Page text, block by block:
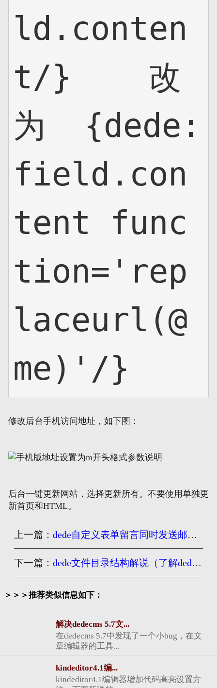
ld.conten
t/}    改
为  {dede:
field.con
tent func
tion='rep
laceurl(@
me)'/}
修改后台手机访问地址，如下图：
后台一键更新网站，选择更新所有。不要使用单独更
新首页和HTML。
上一篇：dede自定义表单留言同时发送邮件通知_支持QQ邮箱163邮
下一篇：dede文件目录结构解说（了解dede系统每个文件作用）
＞＞＞推荐类似信息如下：
解决dedecms 5.7文...
在dedecms 5.7中发现了一个小bug，在文
章编辑器的工具...
kindeditor4.1编...
kindeditor4.1编辑器增加代码高亮设置方